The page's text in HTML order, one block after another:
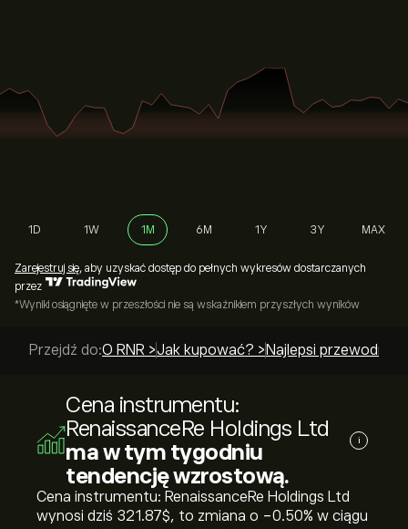
1D 1W 1M 6M 1Y 3Y MAX
Zarejestruj się, aby uzyskać dostęp do pełnych wykresów dostarczanych
przez
*Wyniki osiągnięte w przeszłości nie są wskaźnikiem przyszłych wyników
Przejdź do:O RNR >Jak kupować? > Najlepsi przewodnicy
Cena instrumentu:
RenaissanceRe Holdings Ltd
ma w tym tygodniu
tendencję wzrostową.
i
Cena instrumentu: RenaissanceRe Holdings Ltd
wynosi dziś 321.87‎$‎, to zmiana o ‎-0.50‎% w ciągu